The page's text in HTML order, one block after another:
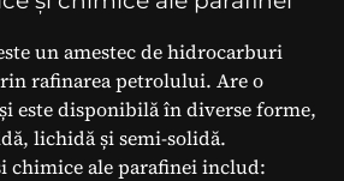
un amestec de hidrocarburi
rafinarea petrolului. Are o
este disponibilă în diverse forme,
lichidă și semi-solidă.
chimice ale parafinei includ: